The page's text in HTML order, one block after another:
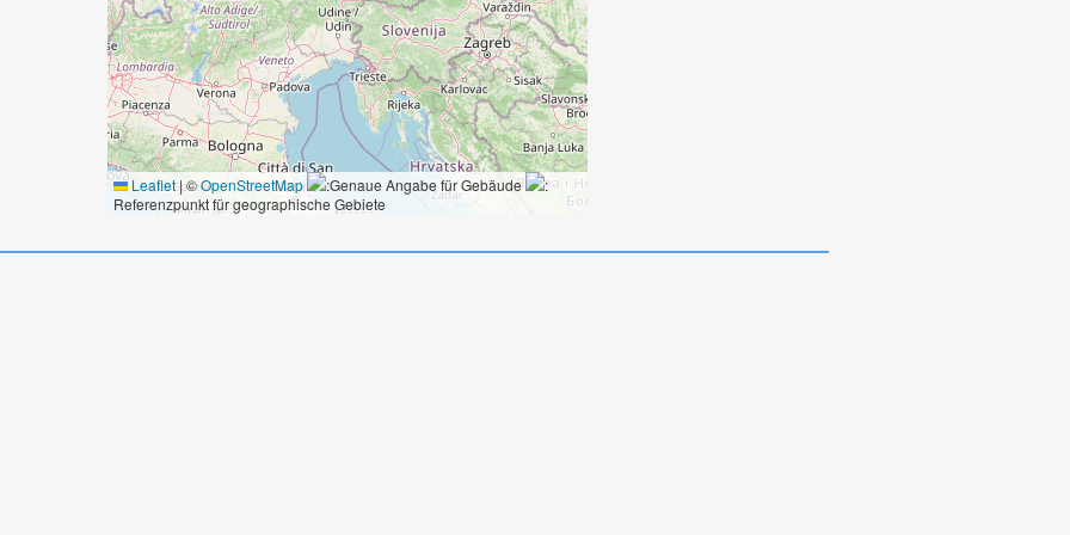
Leaflet |©OpenStreetMap :Genaue Angabe für Gebäude
:
Referenzpunkt für geographische Gebiete